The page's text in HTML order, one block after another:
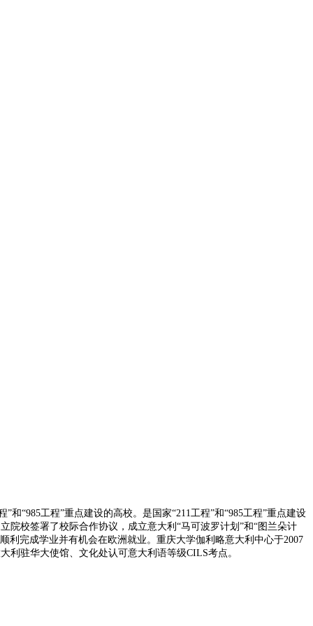
“985工程”重点建设的高校。是国家“211工程”和“985工程”重点建设
院校签署了校际合作协议，成立意大利“马可波罗计划”和“图兰朵计
完成学业并有机会在欧洲就业。重庆大学伽利略意大利中心于2007
驻华大使馆、文化处认可意大利语等级CILS考点。